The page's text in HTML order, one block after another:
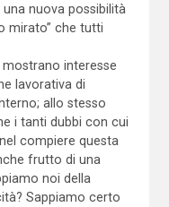
nuova possibilità
mirato” che tutti
interesse
lavorativa di
allo stesso
i tanti dubbi con cui
compiere questa
frutto di una
noi della
Sappiamo certo